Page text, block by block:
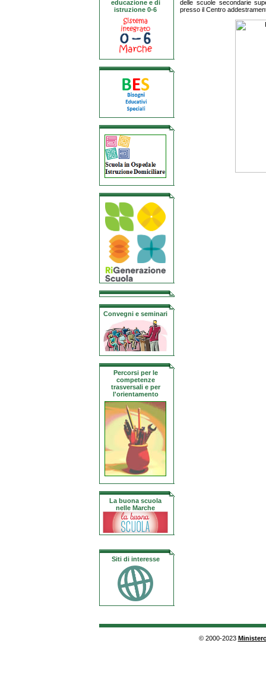
educazione e di
istruzione 0-6
Convegni e seminari
Percorsi per le
competenze
trasversali e per
l'orientamento
La buona scuola
nelle Marche
Siti di interesse
delle scuole secondarie
presso il Centro
© 2000-2023